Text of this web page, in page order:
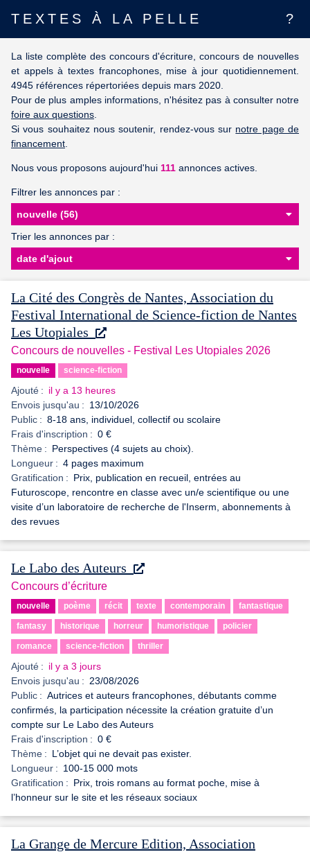
TEXTES À LA PELLE ?
La liste complète des concours d'écriture, concours de nouvelles
et appels à textes francophones, mise à jour quotidiennement.
4945 références répertoriées depuis mars 2020.
Pour de plus amples informations, n'hésitez pas à consulter notre
foire aux questions
Si vous souhaitez nous soutenir, rendez-vous sur notre page de
financement
Nous vous proposons aujourd'hui 111 annonces actives.
Filtrer les annonces par :
Trier les annonces par :
La Cité des Congrès de Nantes, Association du
Festival International de Science-fiction de Nantes
Les Utopiales
Concours de nouvelles - Festival Les Utopiales 2026
nouvelle science-fiction
Ajouté : il y a 13 heures
Envois jusqu'au : 13/10/2026
Public : 8-18 ans, individuel, collectif ou scolaire
Frais d'inscription : 0 €
Thème : Perspectives (4 sujets au choix).
Longueur : 4 pages maximum
Gratification : Prix, publication en recueil, entrées au
Futuroscope, rencontre en classe avec un/e scientifique ou une
visite d’un laboratoire de recherche de l'Inserm, abonnements à
des revues
Le Labo des Auteurs
Concours d’écriture
nouvelle poème récit texte contemporain fantastique
fantasy historique horreur humoristique policier
romance science-fiction thriller
Ajouté : il y a 3 jours
Envois jusqu'au : 23/08/2026
Public : Autrices et auteurs francophones, débutants comme
confirmés, la participation nécessite la création gratuite d’un
compte sur Le Labo des Auteurs
Frais d'inscription : 0 €
Thème : L’objet qui ne devait pas exister.
Longueur : 100-15 000 mots
Gratification : Prix, trois romans au format poche, mise à
l’honneur sur le site et les réseaux sociaux
La Grange de Mercure Edition, Association